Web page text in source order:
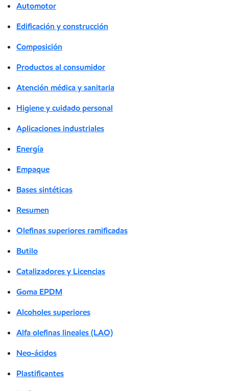
Automotor
Edificación y construcción
Composición
Productos al consumidor
Atención médica y sanitaria
Higiene y cuidado personal
Aplicaciones industriales
Energía
Empaque
Bases sintéticas
Resumen
Olefinas superiores ramificadas
Butilo
Catalizadores y Licencias
Goma EPDM
Alcoholes superiores
Alfa olefinas lineales (LAO)
Neo-ácidos
Plastificantes